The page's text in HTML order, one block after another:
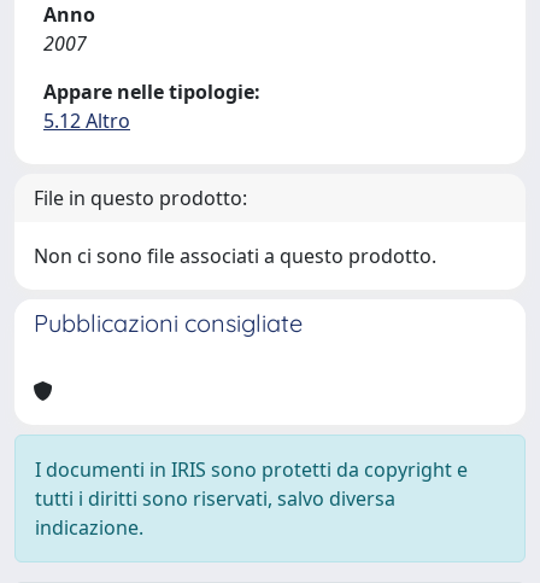
Anno
2007
Appare nelle tipologie:
5.12 Altro
File in questo prodotto:
Non ci sono file associati a questo prodotto.
Pubblicazioni consigliate
I documenti in IRIS sono protetti da copyright e
tutti i diritti sono riservati, salvo diversa
indicazione.